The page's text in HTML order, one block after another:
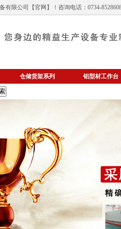
有限公司 【官网】！咨询电话：0734-
仓储货架系列 铝型材工作台